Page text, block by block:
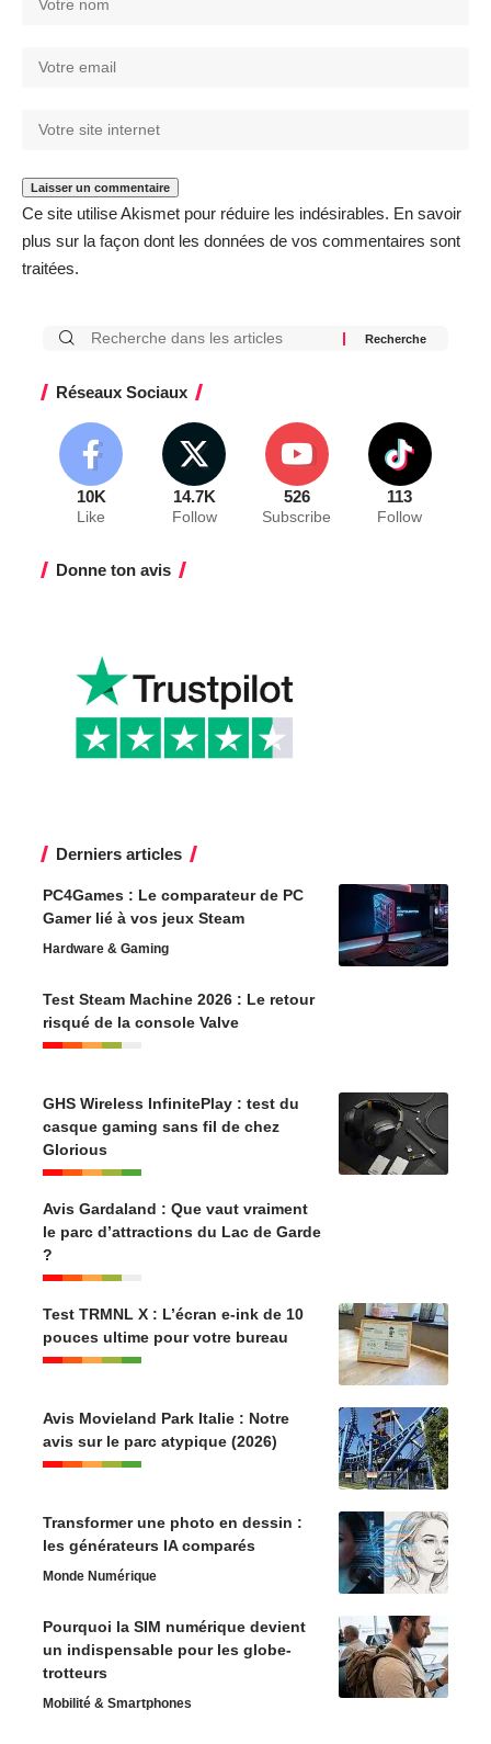
Ce site utilise Akismet pour réduire les indésirables. En savoir
plus sur la façon dont les données de vos commentaires sont
traitées.
Réseaux Sociaux
10K
Like
14.7K
Follow
526
Subscribe
113
Follow
Donne ton avis
Derniers articles
PC4Games : Le comparateur de PC
Gamer lié à vos jeux Steam
Hardware & Gaming
Test Steam Machine 2026 : Le retour
risqué de la console Valve
GHS Wireless InfinitePlay : test du
casque gaming sans fil de chez
Glorious
Avis Gardaland : Que vaut vraiment
le parc d’attractions du Lac de Garde
?
Test TRMNL X : L’écran e-ink de 10
pouces ultime pour votre bureau
Avis Movieland Park Italie : Notre
avis sur le parc atypique (2026)
Transformer une photo en dessin :
les générateurs IA comparés
Monde Numérique
Pourquoi la SIM numérique devient
un indispensable pour les globe-
trotteurs
Mobilité & Smartphones